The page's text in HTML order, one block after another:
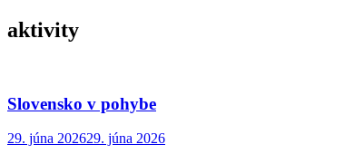
aktivity
Slovensko v pohybe
29. júna 202629. júna 2026